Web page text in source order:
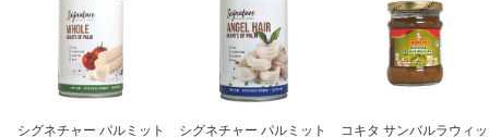
シグネチャー パルミット
シグネチャー パルミット
コキタ サンバルラウィッ